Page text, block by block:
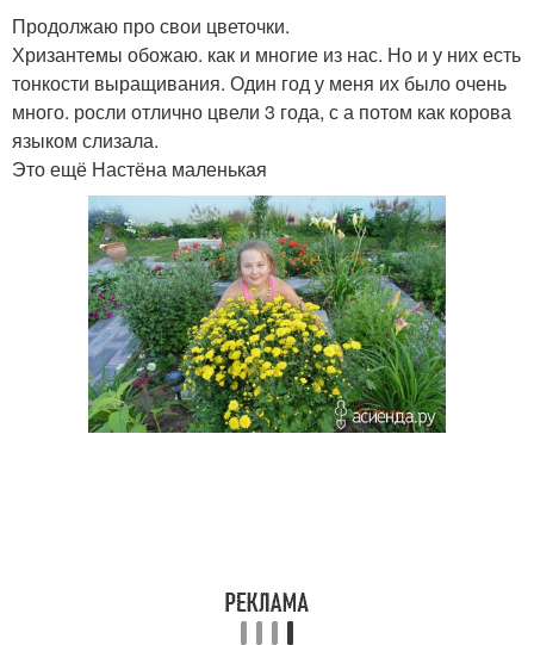
Продолжаю про свои цветочки.
Хризантемы обожаю. как и многие из нас. Но и у них есть
тонкости выращивания. Один год у меня их было очень
много. росли отлично цвели 3 года, с а потом как корова
языком слизала.
Это ещё Настёна маленькая